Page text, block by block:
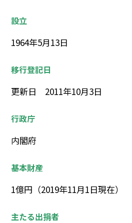
設立
1964年5月13日
移行登記日
更新日 2011年10月3日
行政庁
内閣府
基本財産
1億円（2019年11月1日現在）
主たる出捐者